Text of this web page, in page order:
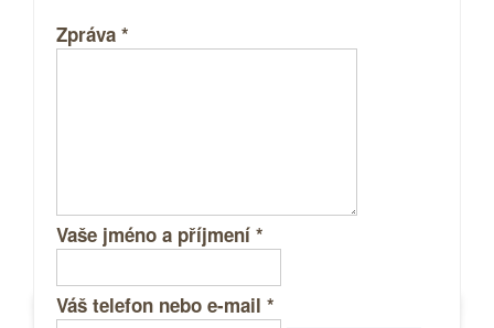
Zpráva *
Vaše jméno a příjmení *
Váš telefon nebo e-mail *